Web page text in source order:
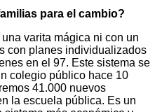
para el cambio?
varita mágica ni con un
con planes individualizados
en el 97. Este sistema se
colegio público hace 10
41.000 nuevos
la escuela pública. Es un